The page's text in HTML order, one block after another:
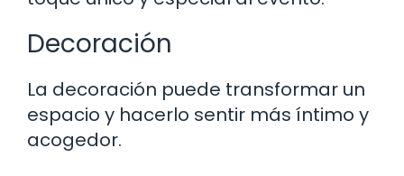
Decoración
La decoración puede transformar un
espacio y hacerlo sentir más íntimo y
acogedor.